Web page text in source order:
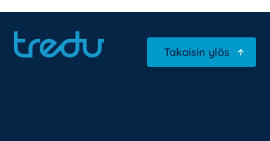
Takaisin ylös